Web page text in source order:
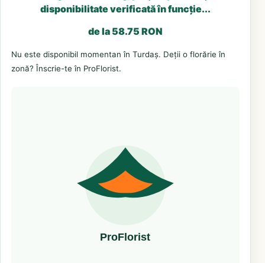
disponibilitate verificată în funcție...
de la 58.75 RON
Nu este disponibil momentan în Turdaș. Deții o florărie în
zonă? Înscrie-te în ProFlorist.